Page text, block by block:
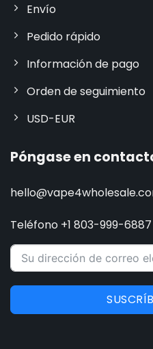
Envío
Pedido rápido
Información de pago
Orden de seguimiento
USD-EUR
Póngase en
Teléfono +1 803-999-6887